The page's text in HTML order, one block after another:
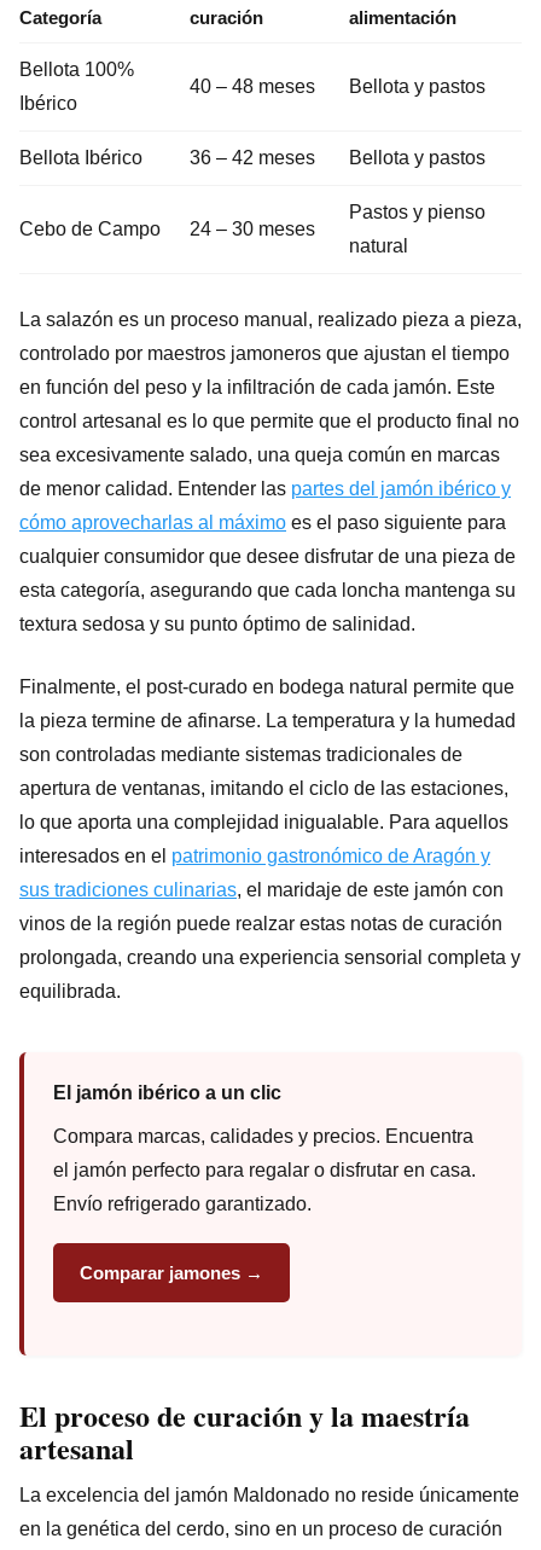
Categoría
curación
alimentación
Bellota 100%
Ibérico
40 – 48 meses Bellota y pastos
Bellota Ibérico 36 – 42 meses Bellota y pastos
Cebo de Campo 24 – 30 meses
Pastos y pienso
natural
La salazón es un proceso manual, realizado pieza a pieza,
controlado por maestros jamoneros que ajustan el tiempo
en función del peso y la infiltración de cada jamón. Este
control artesanal es lo que permite que el producto final no
sea excesivamente salado, una queja común en marcas
de menor calidad. Entender las partes del jamón ibérico y
cómo aprovecharlas al máximo es el paso siguiente para
cualquier consumidor que desee disfrutar de una pieza de
esta categoría, asegurando que cada loncha mantenga su
textura sedosa y su punto óptimo de salinidad.
Finalmente, el post-curado en bodega natural permite que
la pieza termine de afinarse. La temperatura y la humedad
son controladas mediante sistemas tradicionales de
apertura de ventanas, imitando el ciclo de las estaciones,
lo que aporta una complejidad inigualable. Para aquellos
interesados en el patrimonio gastronómico de Aragón y
sus tradiciones culinarias, el maridaje de este jamón con
vinos de la región puede realzar estas notas de curación
prolongada, creando una experiencia sensorial completa y
equilibrada.
El jamón ibérico a un clic
Compara marcas, calidades y precios. Encuentra
el jamón perfecto para regalar o disfrutar en casa.
Envío refrigerado garantizado.
Comparar jamones →
El proceso de curación y la maestría
artesanal
La excelencia del jamón Maldonado no reside únicamente
en la genética del cerdo, sino en un proceso de curación